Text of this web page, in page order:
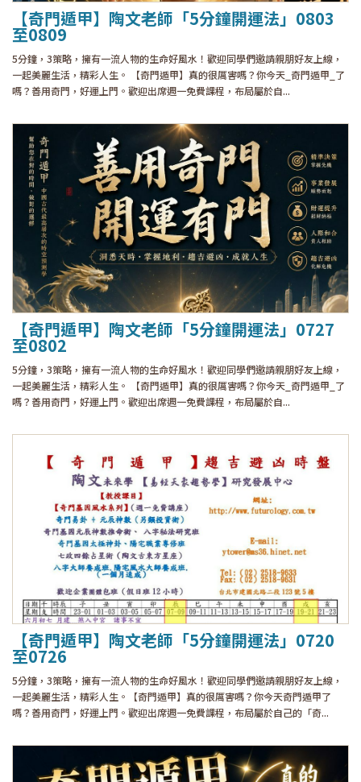
【奇門遁甲】陶文老師「5分鐘開運法」0803
至0809
5分鐘，3策略，擁有一流人物的生命好風水！歡迎同學們邀請親朋好友上線，
一起美麗生活，精彩人生。 【奇門遁甲】真的很厲害嗎？你今天_奇門遁甲_了
嗎？善用奇門，好運上門。歡迎出席週一免費課程，布局屬於自...
【奇門遁甲】陶文老師「5分鐘開運法」0727
至0802
5分鐘，3策略，擁有一流人物的生命好風水！歡迎同學們邀請親朋好友上線，
一起美麗生活，精彩人生。 【奇門遁甲】真的很厲害嗎？你今天_奇門遁甲_了
嗎？善用奇門，好運上門。歡迎出席週一免費課程，布局屬於自...
【奇門遁甲】陶文老師「5分鐘開運法」0720
至0726
5分鐘，3策略，擁有一流人物的生命好風水！歡迎同學們邀請親朋好友上線，
一起美麗生活，精彩人生。【奇門遁甲】真的很厲害嗎？你今天奇門遁甲了
嗎？善用奇門，好運上門。歡迎出席週一免費課程，布局屬於自己的「奇...